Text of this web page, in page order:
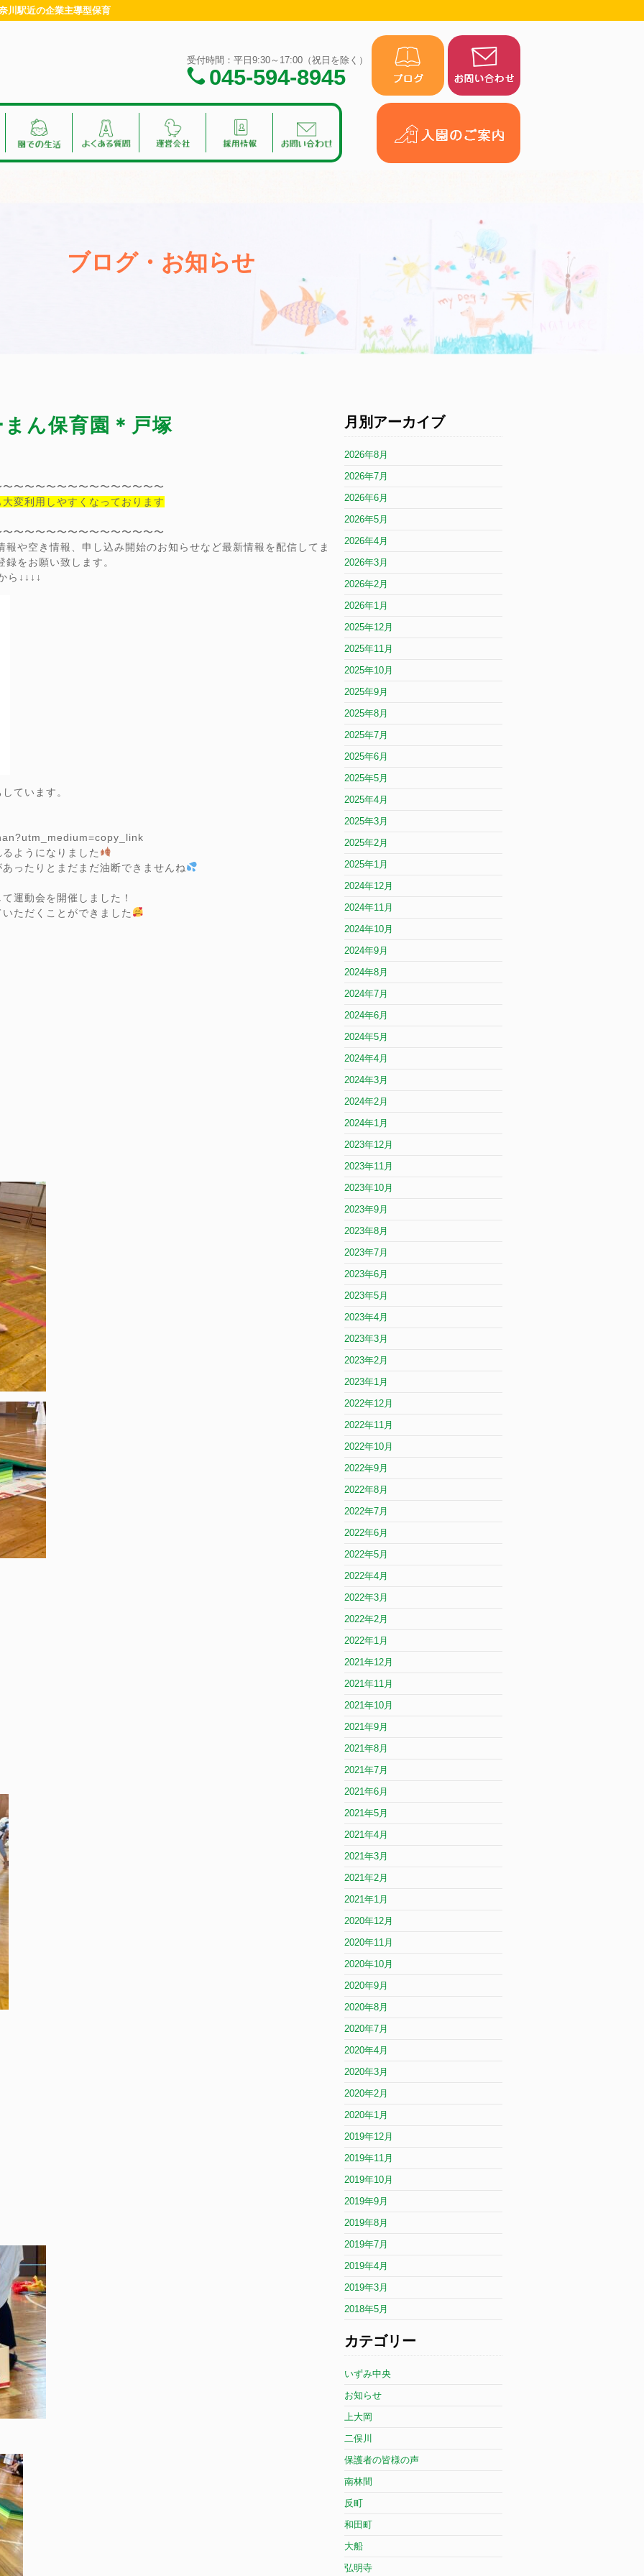
川駅近の企業主導型保育
受付時間：平日9:30～17:00（祝日を除く）
045-594-8945
ブログ・お知らせ
ん保育園＊戸塚
〜〜〜〜〜〜〜〜〜〜〜〜〜〜
変利用しやすくなっております
〜〜〜〜〜〜〜〜〜〜〜〜〜〜
や空き情報、申し込み開始のお知らせなど最新情報を配信してま
をお願い致します。
ら↓↓↓↓
ています。
ようになりました
ったりとまだまだ油断できませんね
運動会を開催しました！
ただくことができました
月別アーカイブ
2026年8月
2026年7月
2026年6月
2026年5月
2026年4月
2026年3月
2026年2月
2026年1月
2025年12月
2025年11月
2025年10月
2025年9月
2025年8月
2025年7月
2025年6月
2025年5月
2025年4月
2025年3月
2025年2月
2025年1月
2024年12月
2024年11月
2024年10月
2024年9月
2024年8月
2024年7月
2024年6月
2024年5月
2024年4月
2024年3月
2024年2月
2024年1月
2023年12月
2023年11月
2023年10月
2023年9月
2023年8月
2023年7月
2023年6月
2023年5月
2023年4月
2023年3月
2023年2月
2023年1月
2022年12月
2022年11月
2022年10月
2022年9月
2022年8月
2022年7月
2022年6月
2022年5月
2022年4月
2022年3月
2022年2月
2022年1月
2021年12月
2021年11月
2021年10月
2021年9月
2021年8月
2021年7月
2021年6月
2021年5月
2021年4月
2021年3月
2021年2月
2021年1月
2020年12月
2020年11月
2020年10月
2020年9月
2020年8月
2020年7月
2020年4月
2020年3月
2020年2月
2020年1月
2019年12月
2019年11月
2019年10月
2019年9月
2019年8月
2019年7月
2019年4月
2019年3月
2018年5月
カテゴリー
いずみ中央
お知らせ
上大岡
二俣川
保護者の皆様の声
南林間
反町
和田町
大船
弘明寺